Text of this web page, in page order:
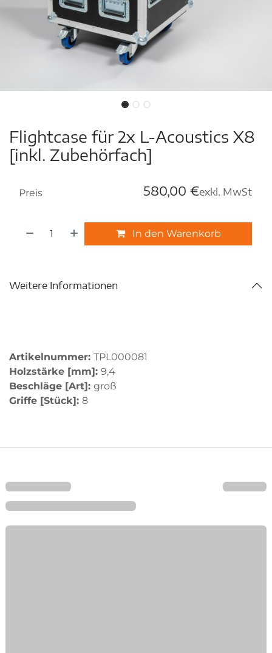
Flightcase für 2x L-Acoustics X8
[inkl. Zubehörfach]
In den Warenkorb
Preis 580,00 €exkl. MwSt
Weitere Informationen
Artikelnummer: TPL000081
Holzstärke [mm]: 9,4
Beschläge [Art]: groß
Griffe [Stück]: 8